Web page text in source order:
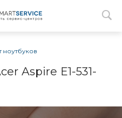
ноутбуков
Aspire E1-531-